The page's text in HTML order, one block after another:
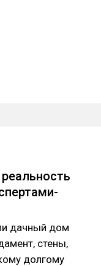
дачный дом
стены,
долгому